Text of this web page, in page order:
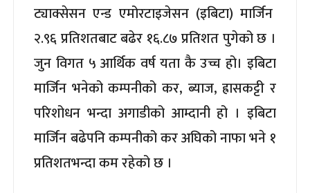
ट्याक्सेसन एन्ड एमोरटाइजेसन (इबिटा) मार्जिन
२.९६ प्रतिशतबाट बढेर १६.८७ प्रतिशत पुगेको छ ।
जुन विगत ५ आर्थिक वर्ष यता कै उच्च हो। इबिटा
मार्जिन भनेको कम्पनीको कर, ब्याज, ह्रासकट्टी र
परिशोधन भन्दा अगाडीको आम्दानी हो । इबिटा
मार्जिन बढेपनि कम्पनीको कर अघिको नाफा भने १
प्रतिशतभन्दा कम रहेको छ ।